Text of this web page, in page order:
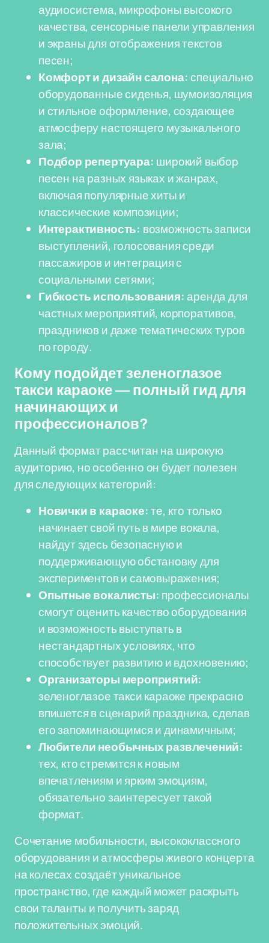
аудиосистема, микрофоны высокого
качества, сенсорные панели управления
и экраны для отображения текстов
песен;
Комфорт и дизайн салона:специально
оборудованные сиденья, шумоизоляция
и стильное оформление, создающее
атмосферу настоящего музыкального
зала;
Подбор репертуара: широкий выбор
песен на разных языках и жанрах,
включая популярные хиты и
классические композиции;
Интерактивность: возможность записи
выступлений, голосования среди
пассажиров и интеграция с
социальными сетями;
Гибкость использования: аренда для
частных мероприятий, корпоративов,
праздников и даже тематических туров
по городу.
Кому подойдет зеленоглазое
такси караоке — полный гид для
начинающих и
профессионалов?
Данный формат рассчитан на широкую
аудиторию, но особенно он будет полезен
для следующих категорий:
Новички в караоке:те, кто только
начинает свой путь в мире вокала,
найдут здесь безопасную и
поддерживающую обстановку для
экспериментов и самовыражения;
Опытные вокалисты: профессионалы
смогут оценить качество оборудования
и возможность выступать в
нестандартных условиях, что
способствует развитию и вдохновению;
Организаторы мероприятий:
зеленоглазое такси караоке прекрасно
впишется в сценарий праздника, сделав
его запоминающимся и динамичным;
Любители необычных развлечений:
тех, кто стремится к новым
впечатлениям и ярким эмоциям,
обязательно заинтересует такой
формат.
Сочетание мобильности, высококлассного
оборудования и атмосферы живого концерта
на колесах создаёт уникальное
пространство, где каждый может раскрыть
свои таланты и получить заряд
положительных эмоций.